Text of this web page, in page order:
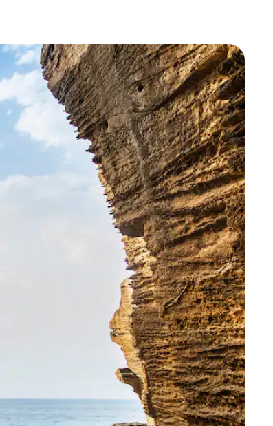
e para baixo do teclado ou tocando e deslizando o